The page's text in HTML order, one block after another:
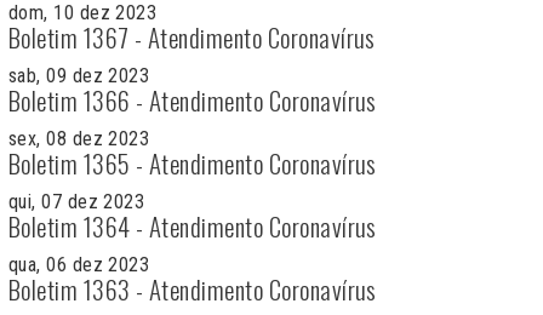
dom, 10 dez 2023
Boletim 1367 - Atendimento Coronavírus
sab, 09 dez 2023
Boletim 1366 - Atendimento Coronavírus
sex, 08 dez 2023
Boletim 1365 - Atendimento Coronavírus
qui, 07 dez 2023
Boletim 1364 - Atendimento Coronavírus
qua, 06 dez 2023
Boletim 1363 - Atendimento Coronavírus